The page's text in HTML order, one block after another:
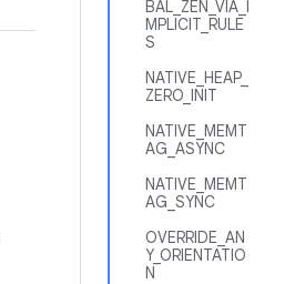
BAL_ZEN_VIA_I
MPLICIT_RULE
S
NATIVE_HEAP_
ZERO_INIT
NATIVE_MEMT
AG_ASYNC
NATIVE_MEMT
AG_SYNC
OVERRIDE_AN
Y_ORIENTATIO
N